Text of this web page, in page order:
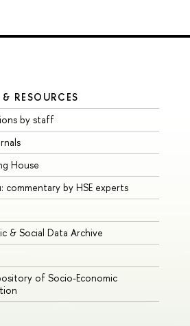
RESOURCES
by staff
House
commentary by HSE experts
& Social Data Archive
of Socio-Economic